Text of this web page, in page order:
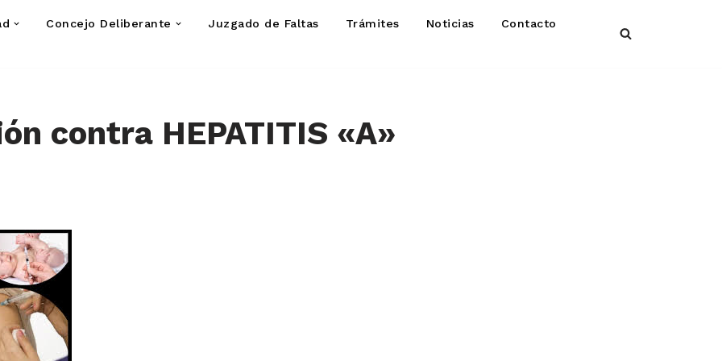
Concejo Deliberante Juzgado de Faltas Trámites Noticias
Contacto
contra HEPATITIS «A»